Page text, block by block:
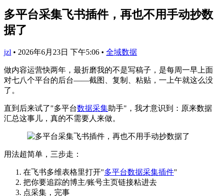
多平台采集飞书插件，再也不用手动抄数
据了
jzl • 2026年6月23日 下午5:06 • 全域数据
做内容运营快两年，最折磨我的不是写稿子，是每周一早上面
对七八个平台的后台——截图、复制、粘贴，一上午就这么没
了。
直到后来试了"多平台数据采集助手"，我才意识到：原来数据
汇总这事儿，真的不需要人来做。
用法超简单，三步走：
在飞书多维表格里打开"多平台数据采集插件"
把你要追踪的博主/账号主页链接粘进去
点采集，完事